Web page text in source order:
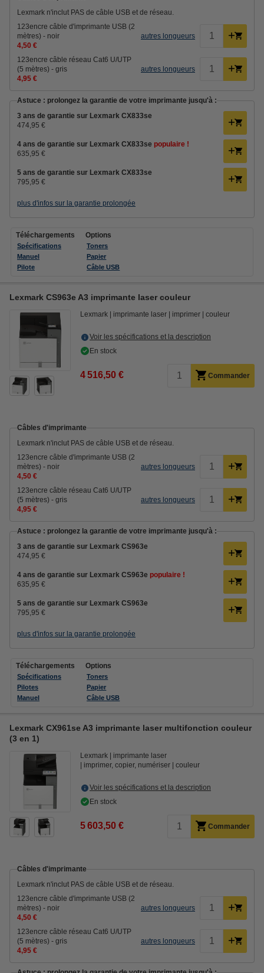
Lexmark n'inclut PAS de câble USB et de réseau.
123encre câble d'imprimante USB (2
mètres) - noir
4,50 €
autres longueurs
123encre câble réseau Cat6 U/UTP
(5 mètres) - gris
4,95 €
autres longueurs
Astuce : prolongez la garantie de votre imprimante jusqu'à :
3 ans de garantie sur Lexmark CX833se
474,95 €
4 ans de garantie sur Lexmark CX833se populaire !
635,95 €
5 ans de garantie sur Lexmark CX833se
795,95 €
plus d'infos sur la garantie prolongée
Téléchargements
Spécifications
Manuel
Pilote
Options
Toners
Papier
Câble USB
Lexmark CS963e A3 imprimante laser couleur
Lexmark imprimante laser imprimer couleur
Voir les spécifications et la description
En stock
4 516,50 € Commander
Câbles d'imprimante
Lexmark n'inclut PAS de câble USB et de réseau.
123encre câble d'imprimante USB (2
mètres) - noir
4,50 €
autres longueurs
123encre câble réseau Cat6 U/UTP
(5 mètres) - gris
4,95 €
autres longueurs
Astuce : prolongez la garantie de votre imprimante jusqu'à :
3 ans de garantie sur Lexmark CS963e
474,95 €
4 ans de garantie sur Lexmark CS963e populaire !
635,95 €
5 ans de garantie sur Lexmark CS963e
795,95 €
plus d'infos sur la garantie prolongée
Téléchargements
Spécifications
Pilotes
Manuel
Options
Toners
Papier
Câble USB
Lexmark CX961se A3 imprimante laser multifonction couleur
(3 en 1)
Lexmark
imprimante laser
imprimer, copier, numériser
couleur
Voir les spécifications et la description
En stock
5 603,50 € Commander
Câbles d'imprimante
Lexmark n'inclut PAS de câble USB et de réseau.
123encre câble d'imprimante USB (2
mètres) - noir
4,50 €
autres longueurs
123encre câble réseau Cat6 U/UTP
(5 mètres) - gris
4,95 €
autres longueurs